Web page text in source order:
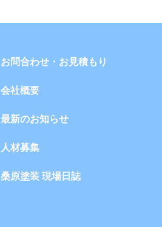
お問合わせ・お見積もり
会社概要
最新のお知らせ
人材募集
桑原塗装 現場日誌